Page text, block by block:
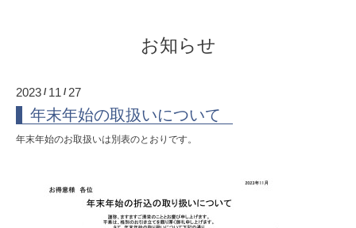
お知らせ
2023 / 11 / 27
年末年始の取扱いについて
年末年始のお取扱いは別表のとおりです。